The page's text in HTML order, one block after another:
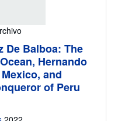
De Balboa: The
Hernando
and
of Peru